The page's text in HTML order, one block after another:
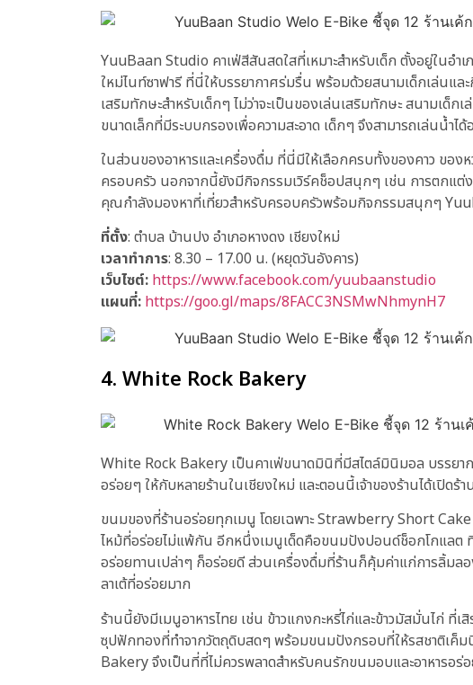
YuuBaan Studio คาเฟ่สีสันสดใสที่เหมาะสำหรับเด็ก ตั้งอยู่ในอำ
ใหม่ไนท์ซาฟารี ที่นี่ให้บรรยากาศร่มรื่น พร้อมด้วยสนามเด็กเล่นแ
เสริมทักษะสำหรับเด็กๆ ไม่ว่าจะเป็นของเล่นเสริมทักษะ สนามเด็ก
ขนาดเล็กที่มีระบบกรองเพื่อความสะอาด เด็กๆ จึงสามารถเล่นน้ำไ
ในส่วนของอาหารและเครื่องดื่ม ที่นี่มีให้เลือกครบทั้งของคาว ของ
ครอบครัว นอกจากนี้ยังมีกิจกรรมเวิร์คช็อปสนุกๆ เช่น การตกแต่
คุณกำลังมองหาที่เที่ยวสำหรับครอบครัวพร้อมกิจกรรมสนุกๆ
ที่ตั้ง: ตำบล บ้านปง อำเภอหางดง เชียงใหม่
เวลาทำการ: 8.30 – 17.00 น. (หยุดวันอังคาร)
เว็บไซต์: https://www.facebook.com/yuubaanstudio
แผนที่: https://goo.gl/maps/8FACC3NSMwNhmynH7
4. White Rock Bakery
White Rock Bakery เป็นคาเฟ่ขนาดมินิที่มีสไตล์มินิมอล บรรยา
อร่อยๆ ให้กับหลายร้านในเชียงใหม่ และตอนนี้เจ้าของร้านได้เปิด
ขนมของที่ร้านอร่อยทุกเมนู โดยเฉพาะ Strawberry Short
ไหม้ที่อร่อยไม่แพ้กัน อีกหนึ่งเมนูเด็ดคือขนมปังปอนด์ช็อกโกแลต
อร่อยทานเปล่าๆ ก็อร่อยดี ส่วนเครื่องดื่มที่ร้านก็คุ้มค่าแก่การลิ้มล
ลาเต้ที่อร่อยมาก
ร้านนี้ยังมีเมนูอาหารไทย เช่น ข้าวแกงกะหรี่ไก่และข้าวมัสมั่นไก่ ที่
ซุปฟักทองที่ทำจากวัตถุดิบสดๆ พร้อมขนมปังกรอบที่ให้รสชาติเค็
Bakery จึงเป็นที่ที่ไม่ควรพลาดสำหรับคนรักขนมอบและอาหารอร่